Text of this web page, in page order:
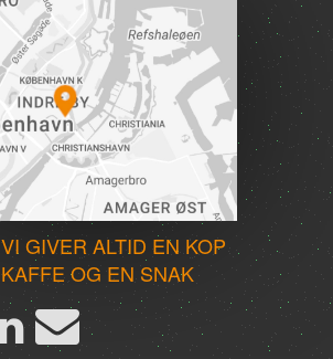
VI GIVER ALTID EN KOP
KAFFE OG EN SNAK